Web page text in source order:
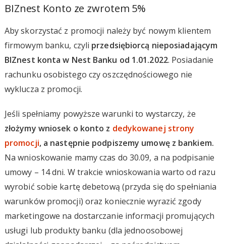
BIZnest Konto ze zwrotem 5%
Aby skorzystać z promocji należy być nowym klientem
firmowym banku, czyli przedsiębiorcą nieposiadającym
BIZnest konta w Nest Banku od 1.01.2022. Posiadanie
rachunku osobistego czy oszczędnościowego nie
wyklucza z promocji.
Jeśli spełniamy powyższe warunki to wystarczy, że
złożymy wniosek o konto z dedykowanej strony
promocji, a następnie podpiszemy umowę z bankiem.
Na wnioskowanie mamy czas do 30.09, a na podpisanie
umowy – 14 dni. W trakcie wnioskowania warto od razu
wyrobić sobie kartę debetową (przyda się do spełniania
warunków promocji) oraz koniecznie wyrazić zgody
marketingowe na dostarczanie informacji promujących
usługi lub produkty banku (dla jednoosobowej